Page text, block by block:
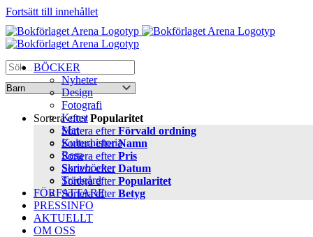
Fortsätt till innehållet
BÖCKER
Nyheter
Design
Fotografi
Konst
Mat
Kulturhistoria
Resa
Skrivböcker
Trädgård
FÖRFATTARE
PRESSINFO
AKTUELLT
OM OSS
Sortera efterPopularitet
Sortera efterFörvald ordning
Sortera efterNamn
Sortera efterPris
Sortera efterDatum
Sortera efterPopularitet
Sortera efterBetyg